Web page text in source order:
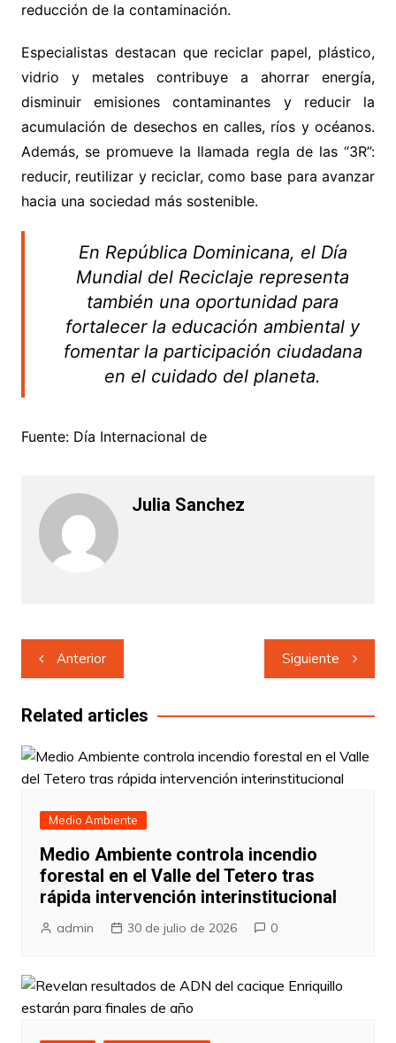
reducción de la contaminación.
Especialistas destacan que reciclar papel, plástico,
vidrio y metales contribuye a ahorrar energía,
disminuir emisiones contaminantes y reducir la
acumulación de desechos en calles, ríos y océanos.
Además, se promueve la llamada regla de las “3R”:
reducir, reutilizar y reciclar, como base para avanzar
hacia una sociedad más sostenible.
En República Dominicana, el Día
Mundial del Reciclaje representa
también una oportunidad para
fortalecer la educación ambiental y
fomentar la participación ciudadana
en el cuidado del planeta.
Fuente: Día Internacional de
Julia Sanchez
Navegación
de
entradas
Anterior Siguiente
Related articles
Medio Ambiente
Medio Ambiente controla incendio
forestal en el Valle del Tetero tras
rápida intervención interinstitucional
admin 30 de julio de 2026 0